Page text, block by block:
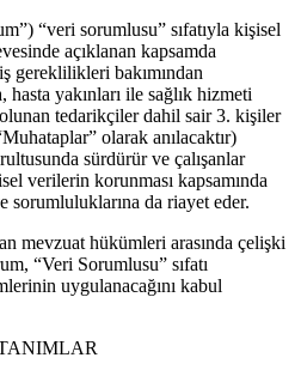
“veri sorumlusu” sıfatıyla kişisel
açıklanan kapsamda
gereklilikleri bakımından
yakınları ile sağlık hizmeti
tedarikçiler dahil sair 3. kişiler
olarak anılacaktır)
sürdürür ve çalışanlar
verilerin korunması kapsamında
da riayet eder.
mevzuat hükümleri arasında çelişki
“Veri Sorumlusu” sıfatı
uygulanacağını kabul